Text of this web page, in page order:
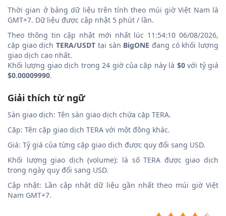
Thời gian ở bảng dữ liệu trên tính theo múi giờ Việt Nam là
GMT+7. Dữ liệu được cập nhật 5 phút / lần.
Theo thông tin cập nhật mới nhất lúc 11:54:10 06/08/2026,
cặp giao dịchTERA/USDT tại sàn BigONE đang có khối lượng
giao dịch cao nhất.
Khối lượng giao dịch trong 24 giờ của cặp này là $0với tỷ giá
$0.00009990.
Giải thích từ ngữ
Sàn giao dịch: Tên sàn giao dịch chứa cặp TERA.
Cặp: Tên cặp giao dịch TERA với một đồng khác.
Giá: Tỷ giá của từng cặp giao dịch được quy đổi sang USD.
Khối lượng giao dịch (volume): là số TERA được giao dịch
trong ngày quy đổi sang USD.
Cập nhật: Lần cập nhật dữ liệu gần nhất theo múi giờ Việt
Nam GMT+7.